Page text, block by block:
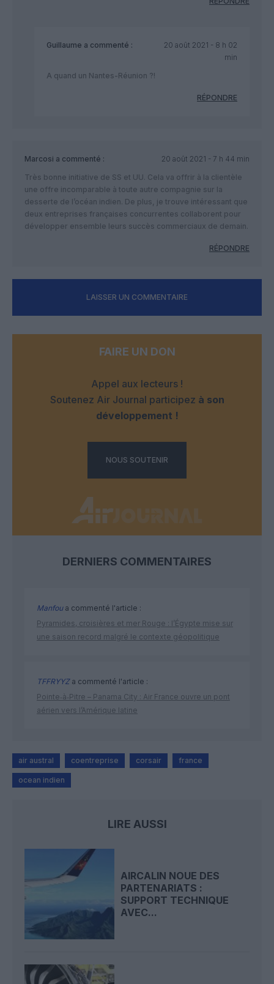
Guillaume a commenté :
20 août 2021 - 8 h 02
min
A quand un Nantes-Réunion ?!
RÉPONDRE
Marcosi a commenté :
20 août 2021 - 7 h 44 min
Très bonne initiative de SS et UU. Cela va offrir à la clientèle
une offre incomparable à toute autre compagnie sur la
desserte de l’océan indien. De plus, je trouve intéressant que
deux entreprises françaises concurrentes collaborent pour
développer ensemble leurs succès commerciaux de demain.
RÉPONDRE
LAISSER UN COMMENTAIRE
FAIRE UN DON
Appel aux lecteurs !
Soutenez Air Journal participez à son
développement !
NOUS SOUTENIR
DERNIERS COMMENTAIRES
Manfoua commenté l'article :
Pyramides, croisières et mer Rouge : l’Égypte mise sur
une saison record malgré le contexte géopolitique
TFFRYYZa commenté l'article :
Pointe‑à‑Pitre – Panama City : Air France ouvre un pont
aérien vers l’Amérique latine
air austral coentreprise corsair france
ocean indien
LIRE AUSSI
AIRCALIN NOUE DES
PARTENARIATS :
SUPPORT TECHNIQUE
AVEC...